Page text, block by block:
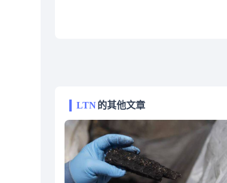
LTN的其他文章